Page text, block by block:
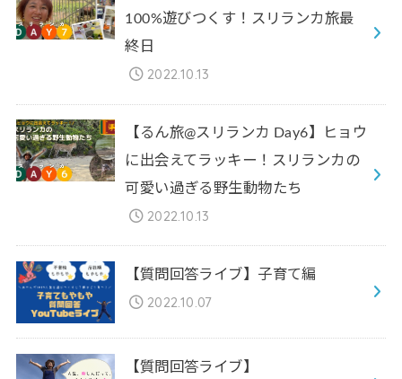
100%遊びつくす！スリランカ旅最
終日
2022.10.13
【るん旅@スリランカ Day6】ヒョウ
に出会えてラッキー！スリランカの
可愛い過ぎる野生動物たち
2022.10.13
【質問回答ライブ】子育て編
2022.10.07
【質問回答ライブ】